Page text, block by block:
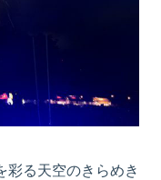
る天空のきらめき